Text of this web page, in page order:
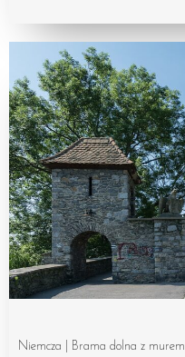
Niemcza | Brama dolna z murem